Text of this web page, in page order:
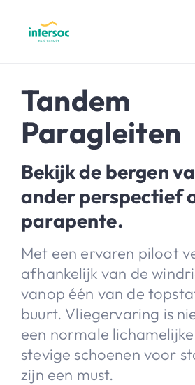
Tandem
Paragleiten
Bekijk de bergen
ander perspectief
parapente.
Met een ervaren piloot
afhankelijk van de
vanop één van de
buurt. Vliegervaring is
een normale
stevige schoenen voor
zijn een must.